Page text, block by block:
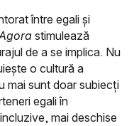
între egali și
stimulează
de a se implica. Nu
o cultură a
mai sunt doar subiecți
egali în
mai deschise